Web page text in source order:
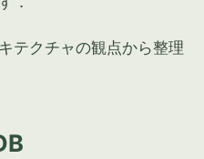
テクチャの観点から整理